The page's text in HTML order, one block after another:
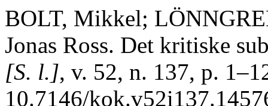
BOLT, Mikkel;
Jonas Ross. Det kritiske
[S. l.], v. 52, n. 137, p.
10.7146/